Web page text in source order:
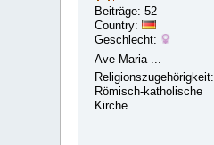
Beiträge: 52
Country:
Geschlecht:
Ave Maria ...
Religionszugehörigkeit:
Römisch-katholische
Kirche